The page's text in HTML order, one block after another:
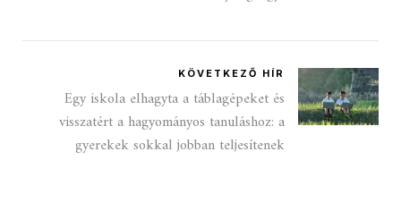
KÖVETKEZŐ HÍR
Egy iskola elhagyta a táblagépeket és
visszatért a hagyományos tanuláshoz: a
gyerekek sokkal jobban teljesítenek